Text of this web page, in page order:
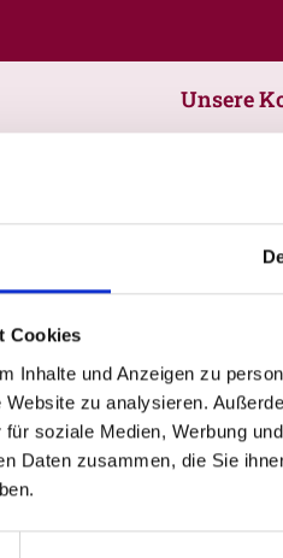
Cookies
Inhalte und Anzeigen zu
zu analysieren.
soziale Medien, Werbung
Daten zusammen, die Sie
Unsere